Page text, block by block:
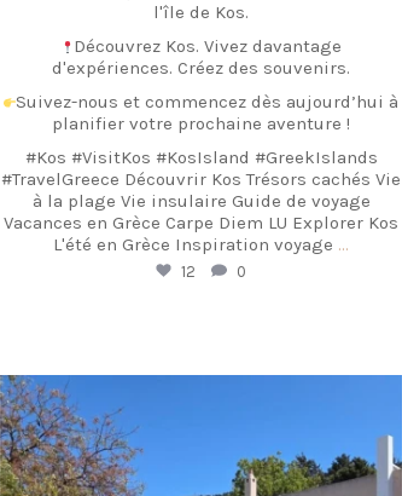
l'île de Kos.
Découvrez Kos. Vivez davantage
d'expériences. Créez des souvenirs.
Suivez-nous et commencez dès aujourd’hui à
planifier votre prochaine aventure !
#Kos #VisitKos #KosIsland #GreekIslands
#TravelGreece Découvrir Kos Trésors cachés Vie
à la plage Vie insulaire Guide de voyage
Vacances en Grèce Carpe Diem LU Explorer Kos
L'été en Grèce Inspiration voyage ...
12 0
17 septembre